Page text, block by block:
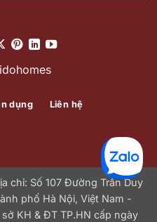
dụng Liên hệ
chỉ: Số 107 Đường Trần Duy
phố Hà Nội, Việt Nam -
KH & ĐT TP.HN cấp ngày